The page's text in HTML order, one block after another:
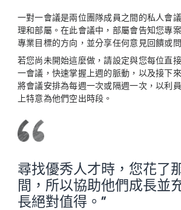
一對一會議是兩位團隊成員之間的私人會
理和部屬。在此會議中，部屬會告知您專
專業目標的方向，並分享任何意見回饋或問
若您尚未開始這麼做，請設定與您每位直
一會議，快速掌握上週的脈動，以及接下
將會議安排為每週一次或隔週一次，以利
上特意為他們空出時段。
尋找優秀人才時，您花了
間，所以協助他們成長並
長絕對值得。”